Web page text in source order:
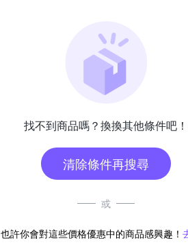
找不到商品嗎？換換其他條件吧！
清除條件再搜尋
或
也許你會對這些價格優惠中的商品感興趣！